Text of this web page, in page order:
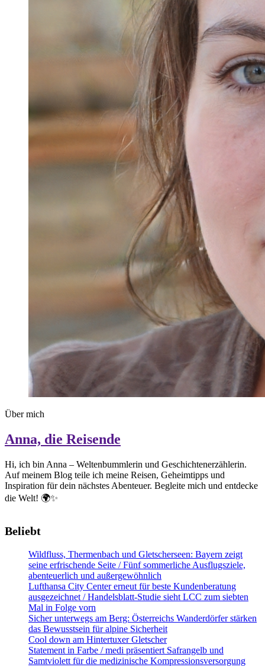
Über mich
Anna, die Reisende
Hi, ich bin Anna – Weltenbummlerin und Geschichtenerzählerin.
Auf meinem Blog teile ich meine Reisen, Geheimtipps und
Inspiration für dein nächstes Abenteuer. Begleite mich und entdecke
die Welt! 🌍✨
Beliebt
Wildfluss, Thermenbach und Gletscherseen: Bayern zeigt
seine erfrischende Seite / Fünf sommerliche Ausflugsziele,
abenteuerlich und außergewöhnlich
Lufthansa City Center erneut für beste Kundenberatung
ausgezeichnet / Handelsblatt-Studie sieht LCC zum siebten
Mal in Folge vorn
Sicher unterwegs am Berg: Österreichs Wanderdörfer stärken
das Bewusstsein für alpine Sicherheit
Cool down am Hintertuxer Gletscher
Statement in Farbe / medi präsentiert Safrangelb und
Samtviolett für die medizinische Kompressionsversorgung